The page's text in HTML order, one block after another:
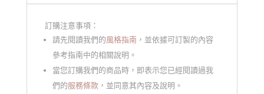
訂購注意事項：
請先閱讀我們的風格指南，並依據可訂製的內容
參考指南中的相關說明。
當您訂購我們的商品時，即表示您已經閱讀過我
們的服務條款，並同意其內容及說明。